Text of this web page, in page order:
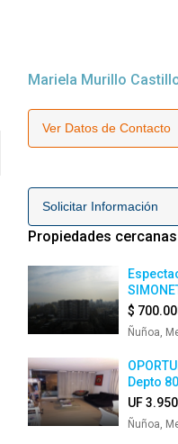
Mariela Murillo
Ver Datos de Contacto
Solicitar Información
Propiedades cercanas
$
Ñuñoa,
Depto
UF 3.950
Ñuñoa,